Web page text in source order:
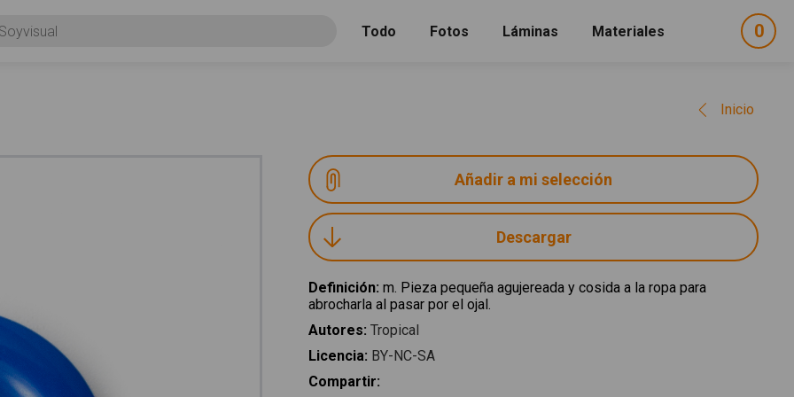
Todo Fotos Láminas Materiales 0
Inicio
Descargar
Definición: m. Pieza pequeña agujereada y cosida a la ropa para
abrocharla al pasar por el ojal.
Autores: Tropical
Licencia: BY-NC-SA
Compartir: